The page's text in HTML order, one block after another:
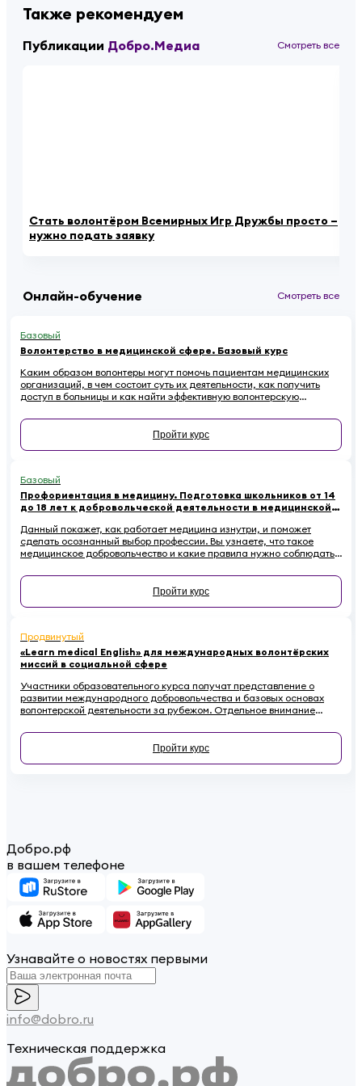
Также рекомендуем
Публикации Добро.Медиа Смотреть все
Стать волонтёром Всемирных Игр Дружбы просто –
нужно подать заявку
Онлайн-обучение Смотреть все
Базовый
Волонтерство в медицинской сфере. Базовый курс
Каким образом волонтеры могут помочь пациентам медицинских
организаций, в чем состоит суть их деятельности, как получить
доступ в больницы и как найти эффективную волонтерскую
многом другом — в курсе для волонтеров-медиков.
Пройти курс
Базовый
Профориентация в медицину. Подготовка школьников от 14
до 18 лет к добровольческой деятельности в медицинской
Данный покажет, как работает медицина изнутри, и поможет
сделать осознанный выбор профессии. Вы узнаете, что такое
медицинское добровольчество и какие правила нужно соблюдать в
медицинской этики и узнаете, как вести себя в непредвиденных
Пройти курс
Продвинутый
«Learn medical English» для международных волонтёрских
миссий в социальной сфере
Участники образовательного курса получат представление о
развитии международного добровольчества и базовых основах
волонтерской деятельности за рубежом. Отдельное внимание
нестандартных и чрезвычайных жизненных ситуациях, а также
основам здорового образа жизни с изучением профильной
английской лексики.
Пройти курс
Добро.рф
в вашем телефоне
Узнавайте о новостях первыми
info@dobro.ru
Техническая поддержка